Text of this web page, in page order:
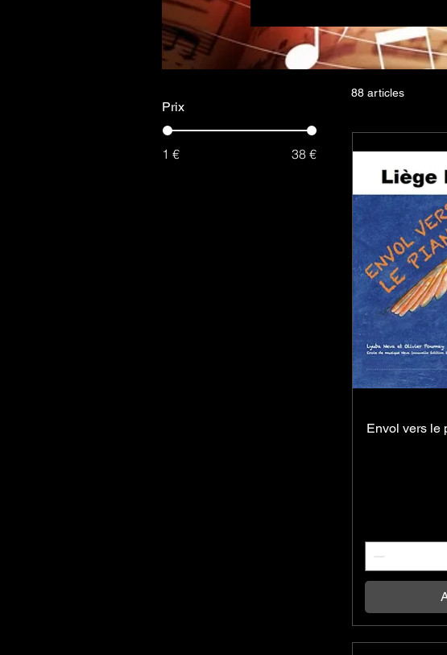
quant à elles, proposent
instrumentales. Ensemble,
de progresser,
Prix
1 € 38 €
88 articles
Envol vers le